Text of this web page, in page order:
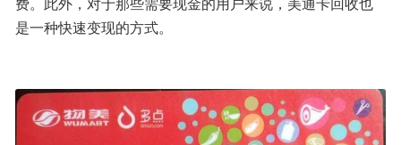
是一种快速变现的方式。